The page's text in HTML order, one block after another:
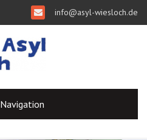
info@asyl-wiesloch.de
Navigation